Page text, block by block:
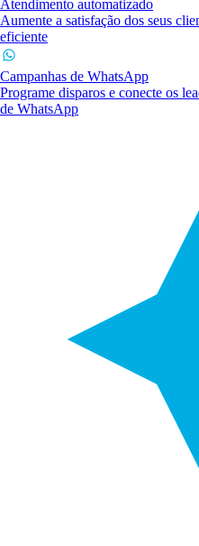
Atendimento automatizado
Aumente a satisfação dos seus
eficiente
Campanhas de WhatsApp
Programe disparos e conecte os
de WhatsApp